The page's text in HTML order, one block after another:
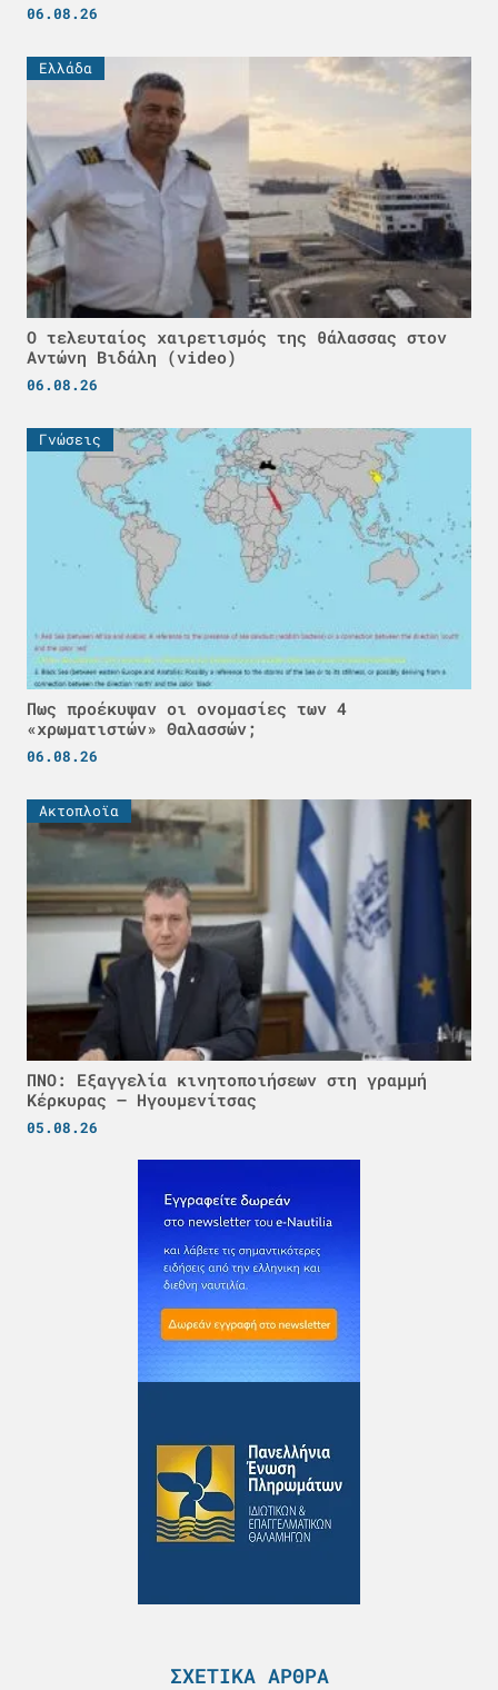
06.08.26
Ελλάδα
Ο τελευταίος χαιρετισμός της θάλασσας στον
Αντώνη Βιδάλη (video)
06.08.26
Γνώσεις
Πως προέκυψαν οι ονομασίες των 4
«χρωματιστών» Θαλασσών;
06.08.26
Ακτοπλοϊα
ΠΝΟ: Εξαγγελία κινητοποιήσεων στη γραμμή
Κέρκυρας – Ηγουμενίτσας
05.08.26
ΣΧΕΤΙΚΆ ΆΡΘΡΑ